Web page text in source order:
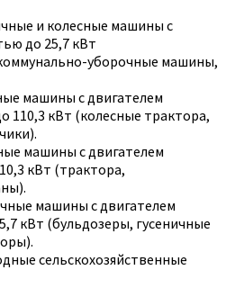
и колесные машины с
до 25,7 кВт
уборочные машины,
машины с двигателем
110,3 кВт (колесные трактора,
машины с двигателем
кВт (трактора,
машины с двигателем
кВт (бульдозеры, гусеничные
сельскохозяйственные